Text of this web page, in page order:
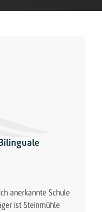
anerkannte Schule
ist Steinmühle